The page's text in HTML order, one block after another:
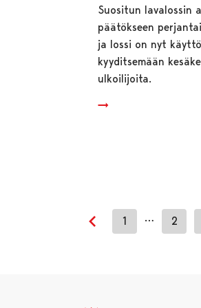
Suositun lavalossin
päätökseen
ja lossi on nyt
kyyditsemään
ulkoilijoita.
Edellinen sivu
1 … 2